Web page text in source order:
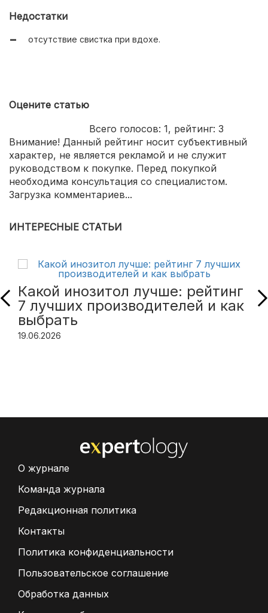
Недостатки
отсутствие свистка при вдохе.
Оцените статью
Всего голосов: 1, рейтинг: 3
Внимание! Данный рейтинг носит субъективный
характер, не является рекламой и не служит
руководством к покупке. Перед покупкой
необходима консультация со специалистом.
Загрузка комментариев...
ИНТЕРЕСНЫЕ СТАТЬИ
Какой инозитол лучше: рейтинг
7 лучших производителей и как
выбрать
19.06.2026
О журнале
Команда журнала
Редакционная политика
Контакты
Политика конфиденциальности
Пользовательское соглашение
Обработка данных